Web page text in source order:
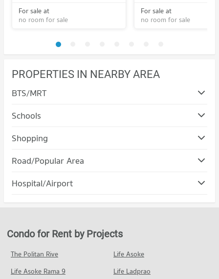
For sale at
no room for sale
For sale at
no room for sale
PROPERTIES IN NEARBY AREA
BTS/MRT
Schools
Condo Yamjard Vichanusorn School
Condo for Rent Yamjard Vichanusorn School
Condo for Sale Yamjard Vichanusorn School
Condo for Rent Saiaksorn School
941 properties for rent
557 properties for sale
Shopping
Condo Fashion Island
Condo for Rent Fashion Island
Condo ๋๋Jas green village
0 properties for rent
Road/Popular Area
Condo Khan Na Yao
Condo for Rent in Khan Na Yao
Condo for Sale in Khan Na Yao
371 properties for sale
Condo Ramintra Road
PROJECT_COUNT
Hospital/Airport
Condo Srisiam Hospital
Condo for Rent near Srisiam Hospital
713 properties for rent
Condo for Sale near Srisiam Hospital
Condo for Rent by Projects
The Politan Rive
Life Asoke
Life Asoke Rama 9
Life Ladprao